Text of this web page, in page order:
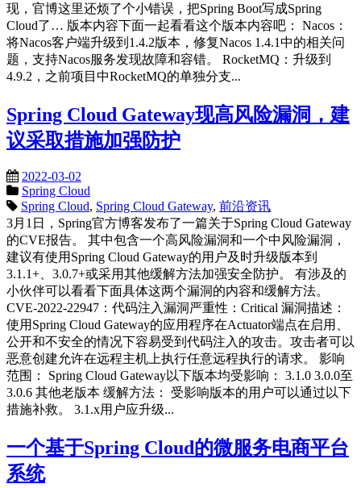
现，官博这里还烦了个小错误，把Spring Boot写成Spring
Cloud了… 版本内容下面一起看看这个版本内容吧： Nacos：
将Nacos客户端升级到1.4.2版本，修复Nacos 1.4.1中的相关问
题，支持Nacos服务发现故障和容错。 RocketMQ：升级到
4.9.2，之前项目中RocketMQ的单独分支...
Spring Cloud Gateway现高风险漏洞，建
议采取措施加强防护
2022-03-02
Spring Cloud
Spring Cloud, Spring Cloud Gateway, 前沿资讯
3月1日，Spring官方博客发布了一篇关于Spring Cloud Gateway
的CVE报告。 其中包含一个高风险漏洞和一个中风险漏洞，
建议有使用Spring Cloud Gateway的用户及时升级版本到
3.1.1+、3.0.7+或采用其他缓解方法加强安全防护。 有涉及的
小伙伴可以看看下面具体这两个漏洞的内容和缓解方法。
CVE-2022-22947：代码注入漏洞严重性：Critical 漏洞描述：
使用Spring Cloud Gateway的应用程序在Actuator端点在启用、
公开和不安全的情况下容易受到代码注入的攻击。攻击者可以
恶意创建允许在远程主机上执行任意远程执行的请求。 影响
范围： Spring Cloud Gateway以下版本均受影响： 3.1.0 3.0.0至
3.0.6 其他老版本 缓解方法： 受影响版本的用户可以通过以下
措施补救。 3.1.x用户应升级...
一个基于Spring Cloud的微服务电商平台
系统